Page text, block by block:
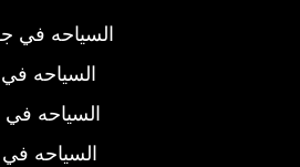
السياحه في
السياحه في
السياحه في
السياحه في